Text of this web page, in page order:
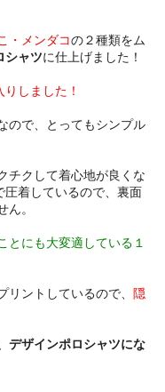
・メンダコの２種類をム
シャツに仕上げました！
しました！
ので、とってもシンプル
チクして着心地が良くな
着しているので、裏面
ん。
とにも大変適している１
リントしているので、 隠
デザインポロシャツにな